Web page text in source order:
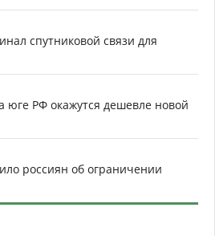
спутниковой связи для
юге РФ окажутся дешевле новой
россиян об ограничении